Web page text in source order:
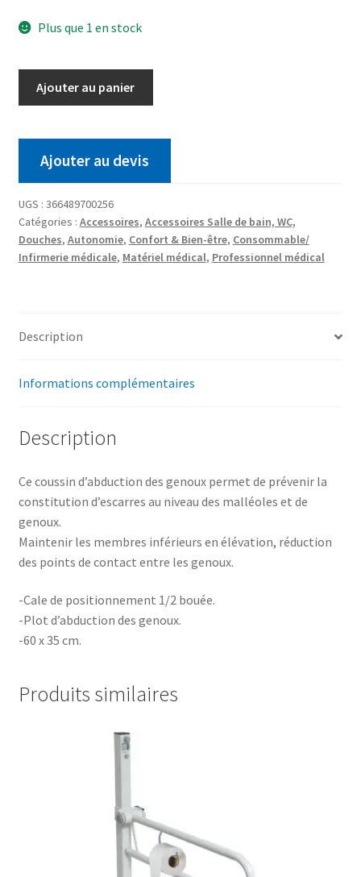
Plus que 1 en stock
Ajouter au panier
Ajouter au devis
UGS : 366489700256
Catégories : Accessoires, Accessoires Salle de bain, WC,
Douches, Autonomie, Confort & Bien-être, Consommable/
Infirmerie médicale, Matériel médical, Professionnel médical
Description
Informations complémentaires
Description
Ce coussin d’abduction des genoux permet de prévenir la
constitution d’escarres au niveau des malléoles et de
genoux.
Maintenir les membres inférieurs en élévation, réduction
des points de contact entre les genoux.
-Cale de positionnement 1/2 bouée.
-Plot d’abduction des genoux.
-60 x 35 cm.
Produits similaires